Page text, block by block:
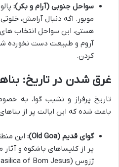
سواحل جنوبی (آرام و بکر):
موبور. اگه دنبال آرامش،
هستی، این سواحل انتخاب
آروم و طبیعت دست نخورده
کردن.
غرق شدن در تاریخ:
تاریخ پرفراز و نشیب گوا، به
باعث شده که این ایالت پر از
گوای قدیم (Old Goa):
این
پر از کلیساهای باشکوه و